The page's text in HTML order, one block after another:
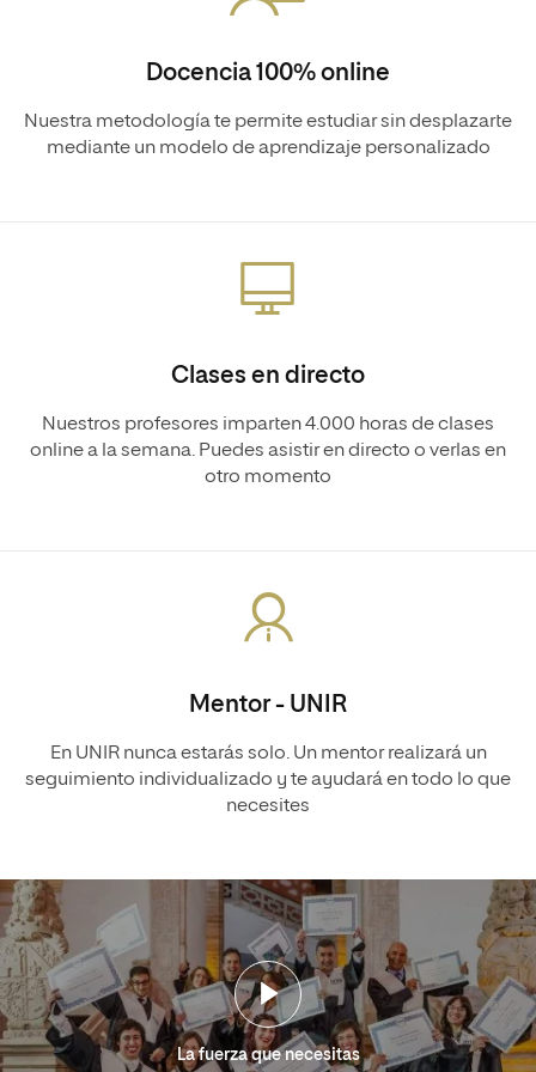
Docencia 100% online
Nuestra metodología te permite estudiar sin desplazarte
mediante un modelo de aprendizaje personalizado
Clases en directo
Nuestros profesores imparten 4.000 horas de clases
online a la semana. Puedes asistir en directo o verlas en
otro momento
Mentor - UNIR
En UNIR nunca estarás solo. Un mentor realizará un
seguimiento individualizado y te ayudará en todo lo que
necesites
La fuerza que necesitas